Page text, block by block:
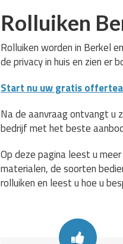
Rolluiken
Rolluiken worden in Berkel
de privacy in huis en zien er
Start nu uw gratis
Na de aanvraag ontvangt u
bedrijf met het beste
Op deze pagina leest u
materialen, de soorten
rolluiken en leest u hoe u